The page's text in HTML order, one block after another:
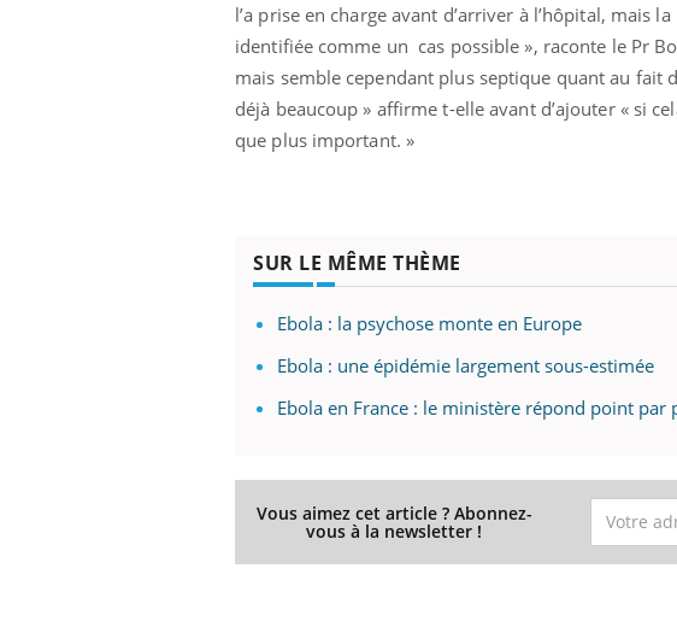
l’a prise en charge avant d’arriver à l’hôpital, mais
identifiée comme un cas possible », raconte le Pr
mais semble cependant plus septique quant au fait
déjà beaucoup » affirme t-elle avant d’ajouter « si
que plus important. »
SUR LE MÊME THÈME
Ebola : la psychose monte en Europe
Ebola : une épidémie largement sous-estimée
Ebola en France : le ministère répond point par
Vous aimez cet article ? Abonnez-
vous à la newsletter !